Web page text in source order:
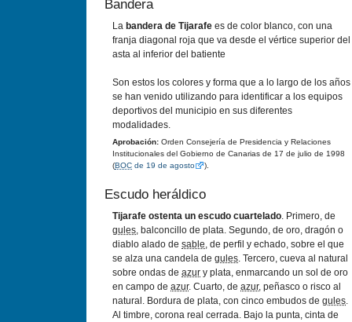
Bandera
La bandera de Tijarafe es de color blanco, con una
franja diagonal roja que va desde el vértice superior del
asta al inferior del batiente
Son estos los colores y forma que a lo largo de los años
se han venido utilizando para identificar a los equipos
deportivos del municipio en sus diferentes
modalidades.
Aprobación: Orden Consejería de Presidencia y Relaciones
Institucionales del Gobierno de Canarias de 17 de julio de 1998
(BOC de 19 de agosto ).
Escudo heráldico
Tijarafe ostenta un escudo cuartelado. Primero, de
gules, balconcillo de plata. Segundo, de oro, dragón o
diablo alado de sable, de perfil y echado, sobre el que
se alza una candela de gules. Tercero, cueva al natural
sobre ondas de azur y plata, enmarcando un sol de oro
en campo de azur. Cuarto, de azur, peñasco o risco al
natural. Bordura de plata, con cinco embudos de gules.
Al timbre, corona real cerrada. Bajo la punta, cinta de